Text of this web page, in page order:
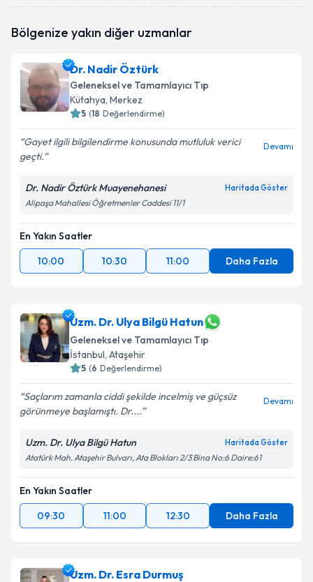
oluşturun. Size bu uzmandan randevu almanız için bir
Kişisel verilerimin işlenmesine ilişkin
Metni'ni okudum ve kişisel verilerimin belirtilen
kapsamda işlenmesini kabul ediyorum.
Takvim Talebini Gönder
Bölgenize yakın diğer uzmanlar
Dr. Nadir Öztürk
Geleneksel ve Tamamlayıcı Tıp
Kütahya, Merkez
5 (18 Değerlendirme)
Gayet ilgili bilgilendirme konusunda mutluluk verici
geçti.
Devamı
Dr. Nadir Öztürk Muayenehanesi Haritada Göster
Alipaşa Mahallesi Öğretmenler Caddesi 11/1
En Yakın Saatler
10:00
10:30 11:00 Daha Fazla
Uzm. Dr. Ulya Bilgü Hatun
Geleneksel ve Tamamlayıcı Tıp
İstanbul, Ataşehir
5 (6 Değerlendirme)
Saçlarım zamanla ciddi şekilde incelmiş ve güçsüz
görünmeye başlamıştı. Dr....
Devamı
Uzm. Dr. Ulya Bilgü Hatun Haritada Göster
Atatürk Mah. Ataşehir Bulvarı, Ata Blokları 2/3 Bina No:6 Daire:61
En Yakın Saatler
09:30
11:00 12:30 Daha Fazla
Uzm. Dr. Esra Durmuş